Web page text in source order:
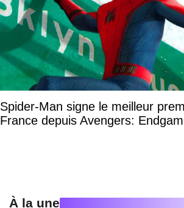
Spider-Man signe le meilleur
France depuis Avengers:
À la une